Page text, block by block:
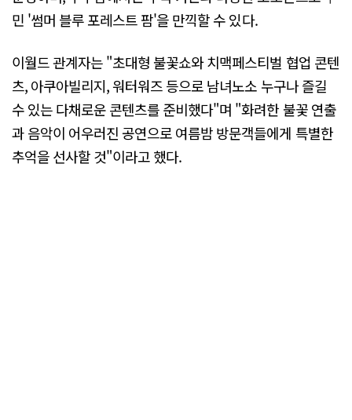
민 '썸머 블루 포레스트 팜'을 만끽할 수 있다.
이월드 관계자는 "초대형 불꽃쇼와 치맥페스티벌 협업 콘텐
츠, 아쿠아빌리지, 워터워즈 등으로 남녀노소 누구나 즐길
수 있는 다채로운 콘텐츠를 준비했다"며 "화려한 불꽃 연출
과 음악이 어우러진 공연으로 여름밤 방문객들에게 특별한
추억을 선사할 것"이라고 했다.